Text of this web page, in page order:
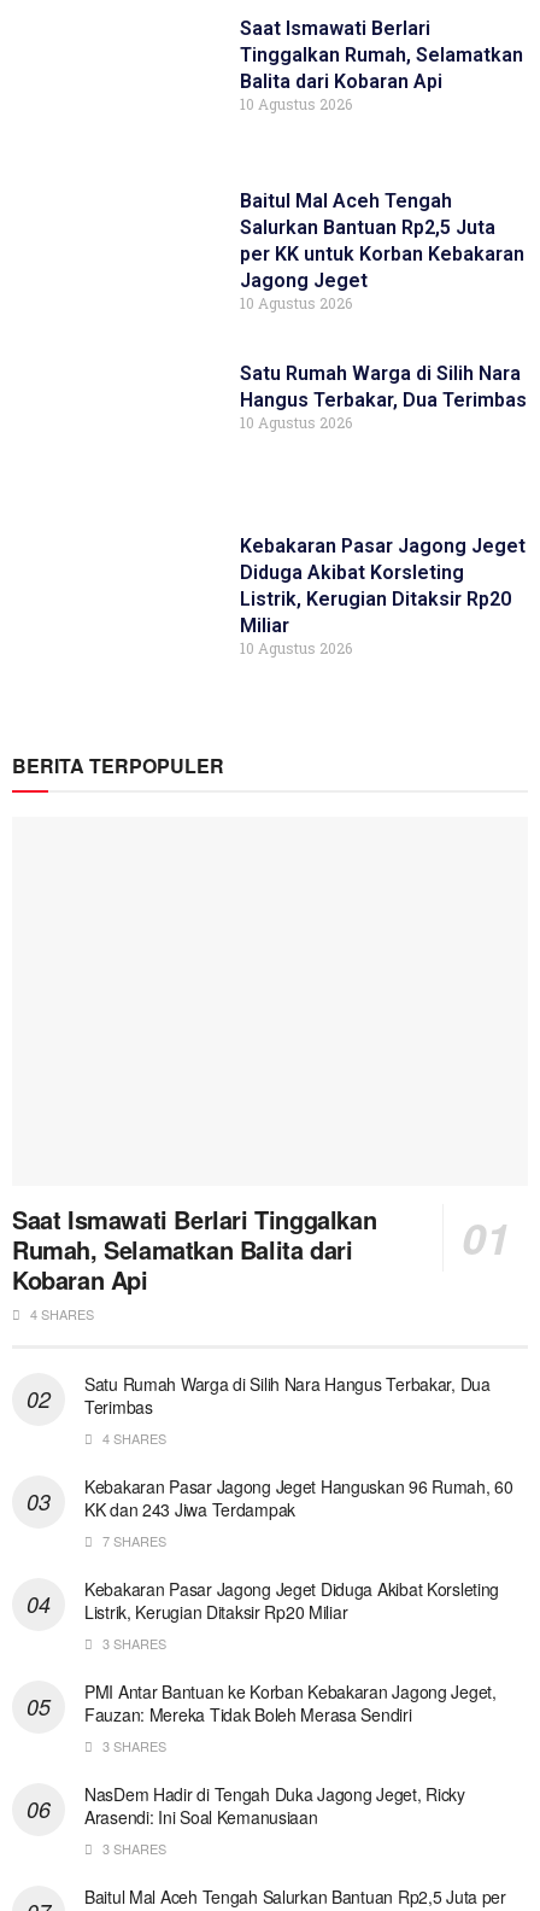
Saat Ismawati Berlari
Tinggalkan Rumah, Selamatkan
Balita dari Kobaran Api
10 Agustus 2026
Baitul Mal Aceh Tengah
Salurkan Bantuan Rp2,5 Juta
per KK untuk Korban Kebakaran
Jagong Jeget
10 Agustus 2026
Satu Rumah Warga di Silih Nara
Hangus Terbakar, Dua Terimbas
10 Agustus 2026
Kebakaran Pasar Jagong Jeget
Diduga Akibat Korsleting
Listrik, Kerugian Ditaksir Rp20
Miliar
10 Agustus 2026
BERITA TERPOPULER
Saat Ismawati Berlari Tinggalkan
Rumah, Selamatkan Balita dari
Kobaran Api
4 SHARES
Satu Rumah Warga di Silih Nara Hangus Terbakar, Dua
Terimbas
4 SHARES
Kebakaran Pasar Jagong Jeget Hanguskan 96 Rumah, 60
KK dan 243 Jiwa Terdampak
7 SHARES
Kebakaran Pasar Jagong Jeget Diduga Akibat Korsleting
Listrik, Kerugian Ditaksir Rp20 Miliar
3 SHARES
PMI Antar Bantuan ke Korban Kebakaran Jagong Jeget,
Fauzan: Mereka Tidak Boleh Merasa Sendiri
3 SHARES
NasDem Hadir di Tengah Duka Jagong Jeget, Ricky
Arasendi: Ini Soal Kemanusiaan
3 SHARES
Baitul Mal Aceh Tengah Salurkan Bantuan Rp2,5 Juta per